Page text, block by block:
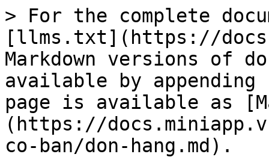
> For the complete
[llms.txt](https://
Markdown versions of
available by
page is available as
(https://
co-ban/don-hang.md).